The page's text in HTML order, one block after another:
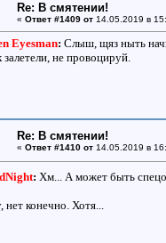
Re: В смятении!
« Ответ #1409 от14.05.2019 в
Eyesman: Слыш, щяз ныть
залетели, не провоцируй.
Re: В смятении!
« Ответ #1410 от14.05.2019 в
: Хм... А может быть
конечно. Хотя...